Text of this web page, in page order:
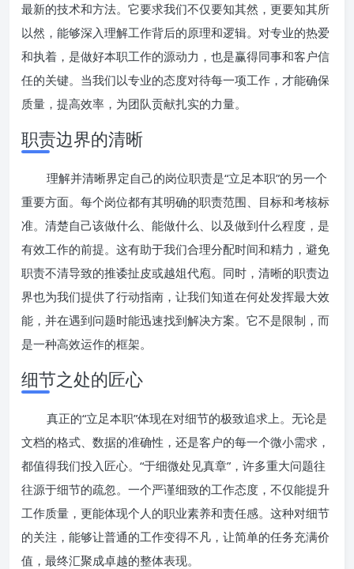
最新的技术和方法。它要求我们不仅要知其然，更要知其所
以然，能够深入理解工作背后的原理和逻辑。对专业的热爱
和执着，是做好本职工作的源动力，也是赢得同事和客户信
任的关键。当我们以专业的态度对待每一项工作，才能确保
质量，提高效率，为团队贡献扎实的力量。
职责边界的清晰
理解并清晰界定自己的岗位职责是“立足本职”的另一个
重要方面。每个岗位都有其明确的职责范围、目标和考核标
准。清楚自己该做什么、能做什么、以及做到什么程度，是
有效工作的前提。这有助于我们合理分配时间和精力，避免
职责不清导致的推诿扯皮或越俎代庖。同时，清晰的职责边
界也为我们提供了行动指南，让我们知道在何处发挥最大效
能，并在遇到问题时能迅速找到解决方案。它不是限制，而
是一种高效运作的框架。
细节之处的匠心
真正的“立足本职”体现在对细节的极致追求上。无论是
文档的格式、数据的准确性，还是客户的每一个微小需求，
都值得我们投入匠心。“于细微处见真章”，许多重大问题往
往源于细节的疏忽。一个严谨细致的工作态度，不仅能提升
工作质量，更能体现个人的职业素养和责任感。这种对细节
的关注，能够让普通的工作变得不凡，让简单的任务充满价
值，最终汇聚成卓越的整体表现。